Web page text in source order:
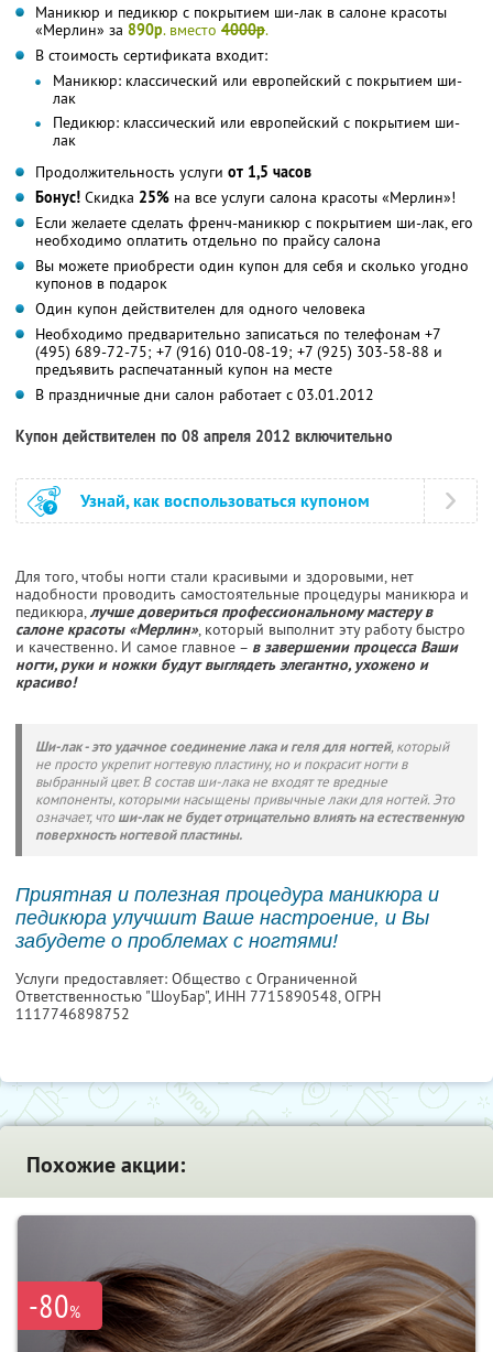
Маникюр и педикюр с покрытием ши-лак в салоне красоты
«Мерлин» за 890р. вместо 4000р.
В стоимость сертификата входит:
Маникюр: классический или европейский с покрытием ши-
лак
Педикюр: классический или европейский с покрытием ши-
лак
Продолжительность услуги от 1,5 часов
Бонус! Скидка 25% на все услуги салона красоты «Мерлин»!
Если желаете сделать френч-маникюр c покрытием ши-лак, его
необходимо оплатить отдельно по прайсу салона
Вы можете приобрести один купон для себя и сколько угодно
купонов в подарок
Один купон действителен для одного человека
Необходимо предварительно записаться по телефонам +7
(495) 689-72-75; +7 (916) 010-08-19; +7 (925) 303-58-88 и
предъявить распечатанный купон на месте
В праздничные дни салон работает с 03.01.2012
Купон действителен по 08 апреля 2012 включительно
Узнай, как воспользоваться купоном
Для того, чтобы ногти стали красивыми и здоровыми, нет
надобности проводить самостоятельные процедуры маникюра и
педикюра,лучше довериться профессиональному мастеру в
салоне красоты «Мерлин», который выполнит эту работу быстро
и качественно. И самое главное – в завершении процесса Ваши
ногти, руки и ножки будут выглядеть элегантно, ухожено и
красиво!
Ши-лак - это удачное соединение лака и геля для ногтей, который
не просто укрепит ногтевую пластину, но и покрасит ногти в
выбранный цвет. В состав ши-лака не входят те вредные
компоненты, которыми насыщены привычные лаки для ногтей. Это
означает, чтоши-лак не будет отрицательно влиять на естественную
поверхность ногтевой пластины.
Приятная и полезная процедура маникюра и
педикюра улучшит Ваше настроение, и Вы
забудете о проблемах с ногтями!
Услуги предоставляет: Общество с Ограниченной
Ответственностью "ШоуБар", ИНН 7715890548, ОГРН
1117746898752
Похожие акции:
-80%